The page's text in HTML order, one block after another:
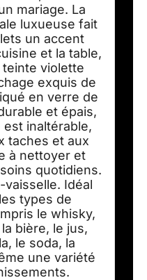
mariage. La
luxueuse fait
un accent
et la table,
violette
exquis de
en verre de
et épais,
inaltérable,
taches et aux
à nettoyer et
quotidiens.
vaisselle. Idéal
types de
le whisky,
bière, le jus,
le soda, la
une variété